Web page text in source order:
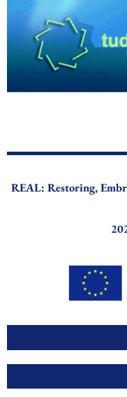
content
REAL: Restoring,